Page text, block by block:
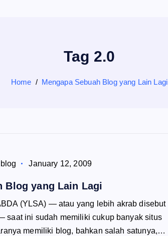
Tag 2.0
Home Mengapa Sebuah Blog yang Lain Lagi
blog January 12, 2009
Blog yang Lain Lagi
(YLSA) — atau yang lebih akrab disebut
saat ini sudah memiliki cukup banyak situs
memiliki blog, bahkan salah satunya,…